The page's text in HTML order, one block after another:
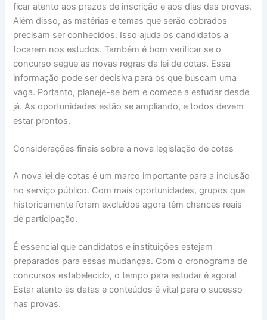
ficar atento aos prazos de inscrição e aos dias das provas.
Além disso, as matérias e temas que serão cobrados
precisam ser conhecidos. Isso ajuda os candidatos a
focarem nos estudos. Também é bom verificar se o
concurso segue as novas regras da lei de cotas. Essa
informação pode ser decisiva para os que buscam uma
vaga. Portanto, planeje-se bem e comece a estudar desde
já. As oportunidades estão se ampliando, e todos devem
estar prontos.
Considerações finais sobre a nova legislação de cotas
A nova lei de cotas é um marco importante para a inclusão
no serviço público. Com mais oportunidades, grupos que
historicamente foram excluídos agora têm chances reais
de participação.
É essencial que candidatos e instituições estejam
preparados para essas mudanças. Com o cronograma de
concursos estabelecido, o tempo para estudar é agora!
Estar atento às datas e conteúdos é vital para o sucesso
nas provas.